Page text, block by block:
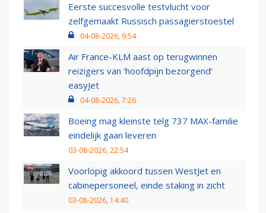
Eerste succesvolle testvlucht voor
zelfgemaakt Russisch passagierstoestel
04-08-2026, 9:54
Air France-KLM aast op terugwinnen
reizigers van ‘hoofdpijn bezorgend’
easyJet
04-08-2026, 7:26
Boeing mag kleinste telg 737 MAX-familie
eindelijk gaan leveren
03-08-2026, 22:54
Voorlopig akkoord tussen WestJet en
cabinepersoneel, einde staking in zicht
03-08-2026, 14:40